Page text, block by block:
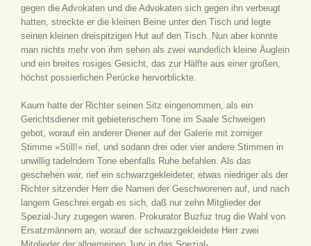
gegen die Advokaten und die Advokaten sich gegen ihn verbeugt
hatten, streckte er die kleinen Beine unter den Tisch und legte
seinen kleinen dreispitzigen Hut auf den Tisch. Nun aber konnte
man nichts mehr von ihm sehen als zwei wunderlich kleine Äuglein
und ein breites rosiges Gesicht, das zur Hälfte aus einer großen,
höchst possierlichen Perücke hervorblickte.
Kaum hatte der Richter seinen Sitz eingenommen, als ein
Gerichtsdiener mit gebieterischem Tone im Saale Schweigen
gebot, worauf ein anderer Diener auf der Galerie mit zorniger
Stimme »Still!« rief, und sodann drei oder vier andere Stimmen in
unwillig tadelndem Tone ebenfalls Ruhe befahlen. Als das
geschehen war, rief ein schwarzgekleideter, etwas niedriger als der
Richter sitzender Herr die Namen der Geschworenen auf, und nach
langem Geschrei ergab es sich, daß nur zehn Mitglieder der
Spezial-Jury zugegen waren. Prokurator Buzfuz trug die Wahl von
Ersatzmännern an, worauf der schwarzgekleidete Herr zwei